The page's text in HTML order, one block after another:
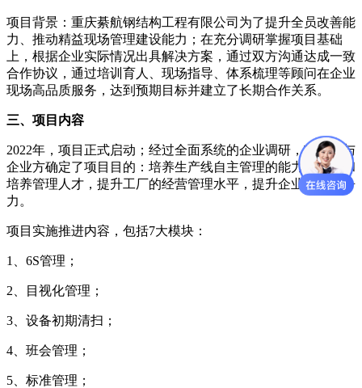
项目背景：重庆綦航钢结构工程有限公司为了提升全员改善能
力、推动精益现场管理建设能力；在充分调研掌握项目基础
上，根据企业实际情况出具解决方案，通过双方沟通达成一致
合作协议，通过培训育人、现场指导、体系梳理等顾问在企业
现场高品质服务，达到预期目标并建立了长期合作关系。
三、项目内容
2022年，项目正式启动；经过全面系统的企业调研，项目组与
企业方确定了项目目的：培养生产线自主管理的能力，挖掘和
培养管理人才，提升工厂的经营管理水平，提升企业核心竞争
力。
项目实施推进内容，包括7大模块：
1、6S管理；
2、目视化管理；
3、设备初期清扫；
4、班会管理；
5、标准管理；